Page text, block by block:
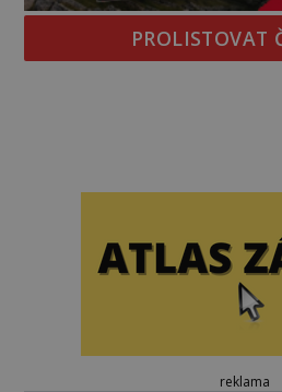
PROLISTOVAT
reklama